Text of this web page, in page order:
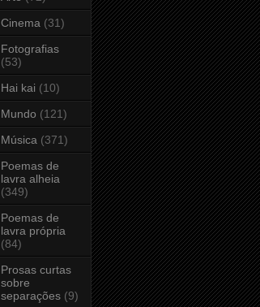
Cinema (31)
Fotografias
(53)
Hai kai (10)
Mundo (121)
Música (371)
Poemas de
lavra alheia
(349)
Poemas de
lavra própria
(84)
Prosas curtas
sobre
separações (9)